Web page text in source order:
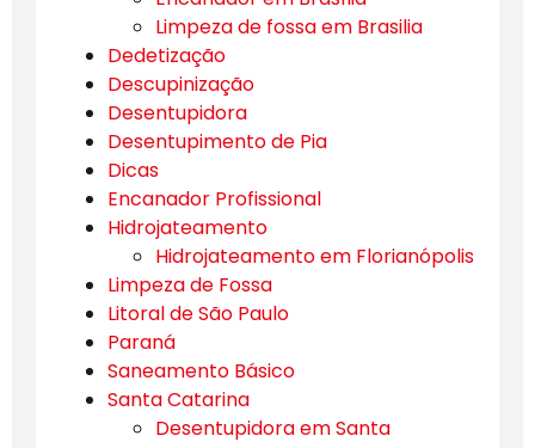
Limpeza de fossa em Brasilia
Dedetização
Descupinização
Desentupidora
Desentupimento de Pia
Dicas
Encanador Profissional
Hidrojateamento
Hidrojateamento em Florianópolis
Limpeza de Fossa
Litoral de São Paulo
Paraná
Saneamento Básico
Santa Catarina
Desentupidora em Santa